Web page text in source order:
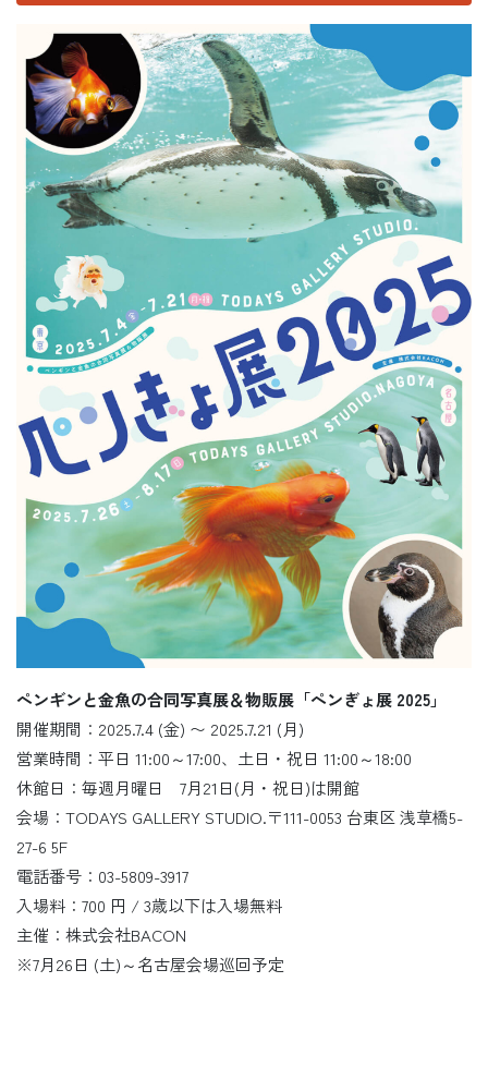
ペンギンと金魚の合同写真展＆物販展「ペンぎょ展 2025」
開催期間：2025.7.4 (金) 〜 2025.7.21 (月)
営業時間：平日 11:00～17:00、土日・祝日 11:00～18:00
休館日：毎週月曜日 7月21日(月・祝日)は開館
会場：TODAYS GALLERY STUDIO.〒111-0053 台東区 浅草橋5-
27-6 5F
電話番号：03-5809-3917
入場料：700 円 / 3歳以下は入場無料
主催：株式会社BACON
※7月26日 (土)～名古屋会場巡回予定